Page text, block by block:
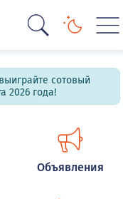
сотовый
2026 года!
Объявления